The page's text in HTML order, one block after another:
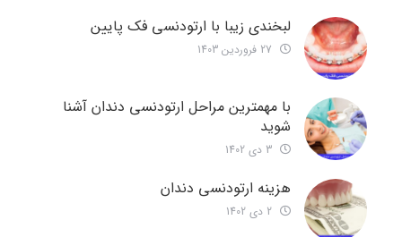
لبخندی زیبا با ارتودنسی فک پایین
با مهمترین مراحل ارتودنسی دندان آشنا
شوید
هزینه ارتودنسی دندان